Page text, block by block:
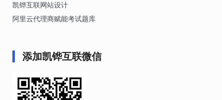
凯铧互联网站设计
阿里云代理商赋能考试题库
添加凯铧互联微信